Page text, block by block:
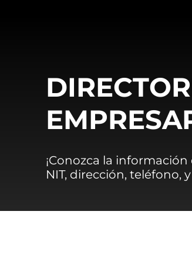
¡Conozca la
NIT, dirección, teléfono,